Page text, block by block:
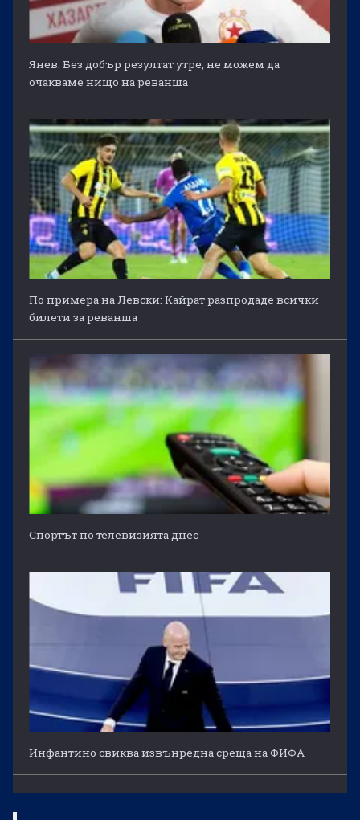
Янев: Без добър резултат утре, не можем да
очакваме нищо на реванша
По примера на Левски: Кайрат разпродаде всички
билети за реванша
Спортът по телевизията днес
Инфантино свиква извънредна среща на ФИФА